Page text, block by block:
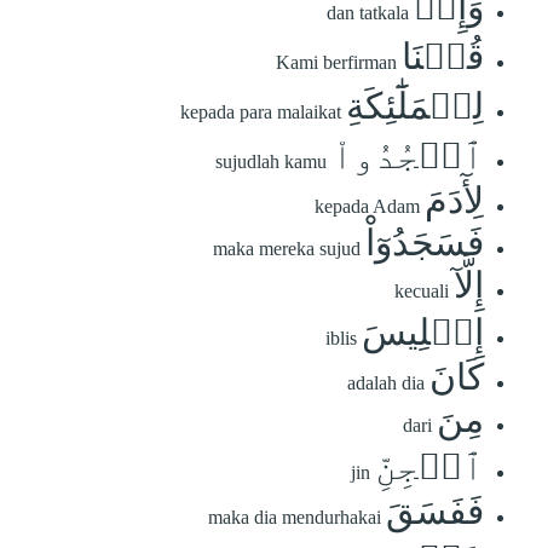
dan tatkala
قُلۡنَا Kami berfirman
لِلۡمَلَٰٓئِكَةِ kepada para malaikat
ٱسۡجُدُواْ sujudlah kamu
لِأٓدَمَ kepada Adam
فَسَجَدُوٓاْ maka mereka sujud
إِلَّآ kecuali
إِبۡلِيسَ iblis
كَانَ adalah dia
مِنَ dari
ٱلۡجِنِّ jin
فَفَسَقَ maka dia mendurhakai